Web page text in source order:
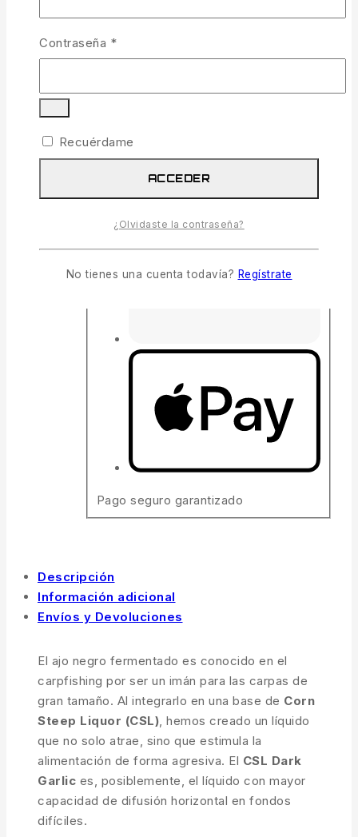
Pago seguro garantizado
Descripción
Información adicional
Envíos y Devoluciones
El ajo negro fermentado es conocido en el
carpfishing por ser un imán para las carpas de
gran tamaño. Al integrarlo en una base de Corn
Steep Liquor (CSL), hemos creado un líquido
que no solo atrae, sino que estimula la
alimentación de forma agresiva. El CSL Dark
Garlic es, posiblemente, el líquido con mayor
capacidad de difusión horizontal en fondos
difíciles.
Contraseña *Obligatorio
Recuérdame
ACCEDER
¿Olvidaste la contraseña?
No tienes una cuenta todavía? Regístrate